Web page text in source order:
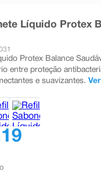
Líquido Protex
Protex Balance
entre proteção
e suavizantes.